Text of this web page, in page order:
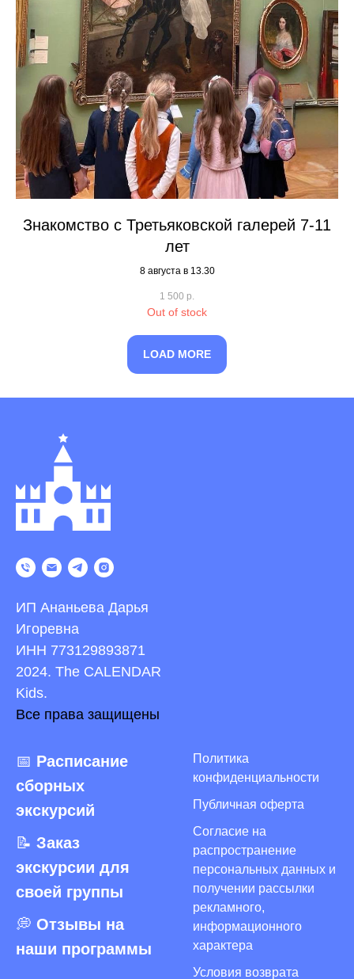
Знакомство с Третьяковской галерей 7-11
лет
8 августа в 13.30
1 500 р.
Out of stock
LOAD MORE
ИП Ананьева Дарья
Игоревна
ИНН 773129893871
2024. The CALENDAR
Kids.
Все права защищены
📅 Расписание
сборных
экскурсий
📝 Заказ
экскурсии для
своей группы
💭 Отзывы на
наши программы
Политика
конфиденциальности
Публичная оферта
Согласие на
распространение
персональных данных и
получении рассылки
рекламного,
информационного
характера
Условия возврата